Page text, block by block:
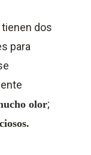
dos
para
olor;